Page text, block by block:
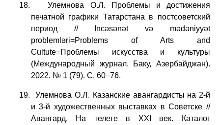
18. Улемнова О.Л. Проблемы и достижения
печатной графики Татарстана в постсоветский
период // Incәsәnәt vә mәdәniyyәt
problemlәri=Problems of Arts and
Cultute=Проблемы искусства и культуры
(Международный журнал. Баку, Азербайджан).
2022. № 1 (79). С. 60–76.
19. Улемнова О.Л. Казанские авангардисты на 2-й
и 3-й художественных выставках в Советске //
Авангард. На телеге в XXI век. Каталог